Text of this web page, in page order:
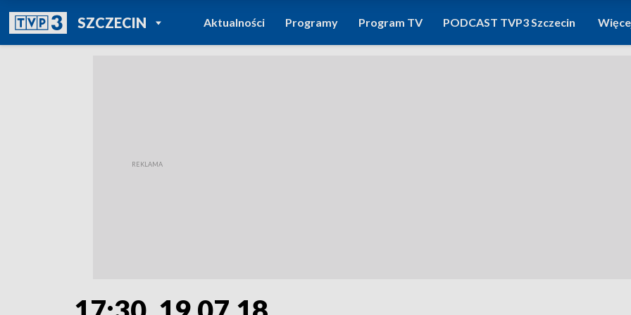
SZCZECINPOWRÓT DO
TVP REGIONY
Aktualności Programy Program TV PODCAST TVP3 Szczecin